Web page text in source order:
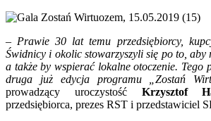
– Prawie 30 lat temu przedsiębiorcy,
Świdnicy i okolic stowarzyszyli się po to, aby
a także by wspierać lokalne otoczenie. Tego
druga już edycja programu „Zostań
prowadzący uroczystośćKrzysztof
przedsiębiorca, prezes RST i przedstawiciel